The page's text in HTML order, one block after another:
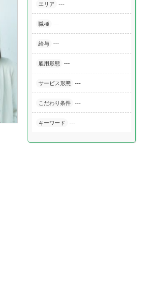
エリア ---
職種 ---
給与 ---
雇用形態 ---
サービス形態 ---
こだわり条件 ---
キーワード ---